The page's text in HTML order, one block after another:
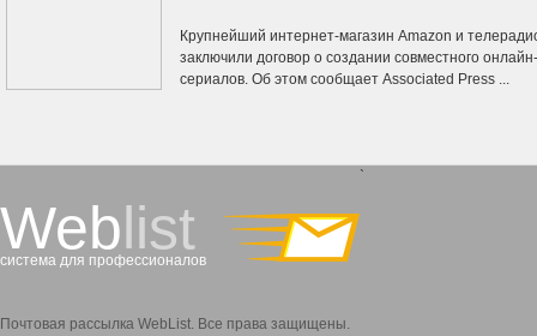
Крупнейший интернет-магазин Amazon и
заключили договор о создании совместного
сериалов. Об этом сообщает Associated Press ...
Weblist
система для профессионалов
`
Почтовая рассылка WebList. Все права защищены.